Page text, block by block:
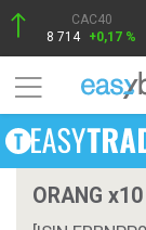
CAC40
8 714 +0,17 %
ORANG